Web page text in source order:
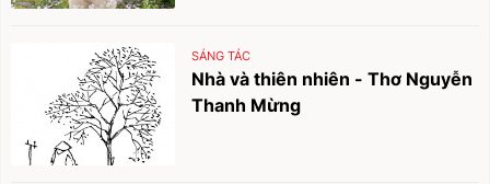
SÁNG TÁC
Nhà và thiên nhiên - Thơ Nguyễn
Thanh Mừng